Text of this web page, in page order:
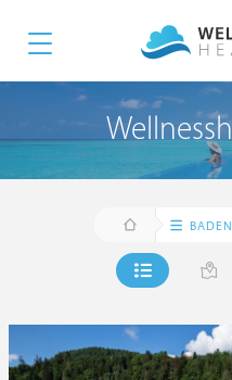
BADEN